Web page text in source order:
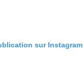
sur Instagram